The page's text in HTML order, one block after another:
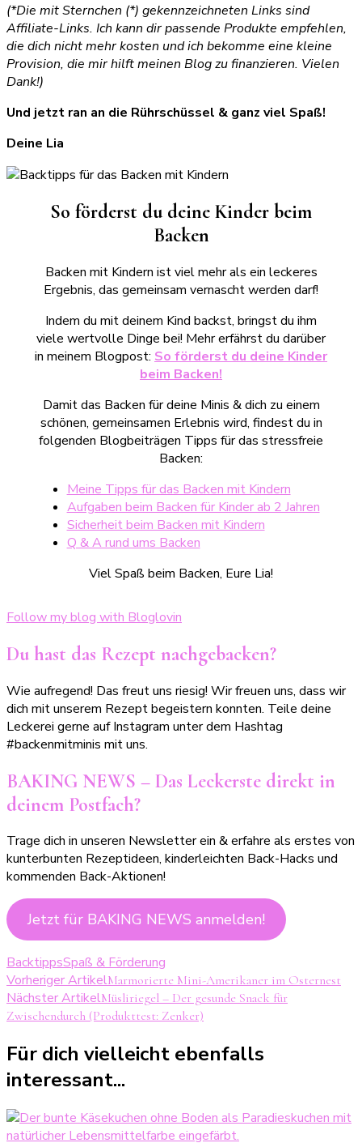
(*Die mit Sternchen (*) gekennzeichneten Links sind
Affiliate-Links. Ich kann dir passende Produkte empfehlen,
die dich nicht mehr kosten und ich bekomme eine kleine
Provision, die mir hilft meinen Blog zu finanzieren. Vielen
Dank!)
Und jetzt ran an die Rührschüssel & ganz viel Spaß!
Deine Lia
So förderst du deine Kinder beim
Backen
Backen mit Kindern ist viel mehr als ein leckeres
Ergebnis, das gemeinsam vernascht werden darf!
Indem du mit deinem Kind backst, bringst du ihm
viele wertvolle Dinge bei! Mehr erfährst du darüber
in meinem Blogpost: So förderst du deine Kinder
beim Backen!
Damit das Backen für deine Minis & dich zu einem
schönen, gemeinsamen Erlebnis wird, findest du in
folgenden Blogbeiträgen Tipps für das stressfreie
Backen:
Meine Tipps für das Backen mit Kindern
Aufgaben beim Backen für Kinder ab 2 Jahren
Sicherheit beim Backen mit Kindern
Q & A rund ums Backen
Viel Spaß beim Backen, Eure Lia!
Follow my blog with Bloglovin
Du hast das Rezept nachgebacken?
Wie aufregend! Das freut uns riesig! Wir freuen uns, dass wir
dich mit unserem Rezept begeistern konnten. Teile deine
Leckerei gerne auf Instagram unter dem Hashtag
#backenmitminis mit uns.
BAKING NEWS – Das Leckerste direkt in
deinem Postfach?
Trage dich in unseren Newsletter ein & erfahre als erstes von
kunterbunten Rezeptideen, kinderleichten Back-Hacks und
kommenden Back-Aktionen!
Jetzt für BAKING NEWS anmelden!
BacktippsSpaß & Förderung
Beitragsnavigation
Vorheriger ArtikelMarmorierte Mini-Amerikaner im Osternest
Nächster ArtikelMüsliriegel – Der gesunde Snack für
Zwischendurch (Produkttest: Zenker)
Für dich vielleicht ebenfalls
interessant...